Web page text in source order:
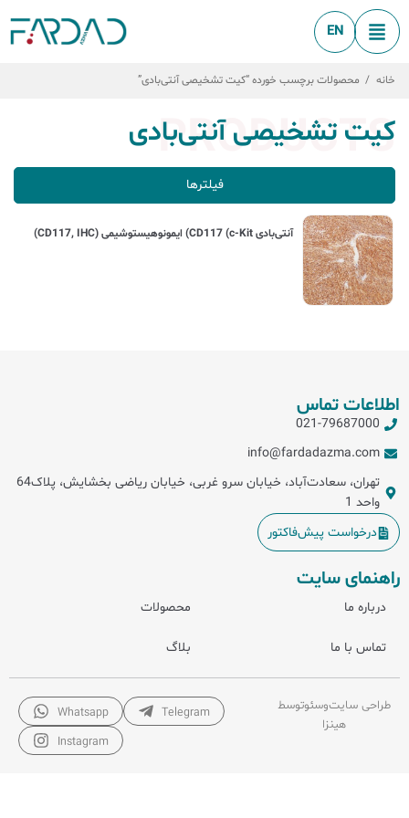
EN
خانه / محصولات برچسب خورده “کیت تشخیصی آنتی‌بادی”
PRODUCTS
کیت تشخیصی آنتی‌بادی
فیلترها
آنتی‌بادی CD117 (c-Kit) ایمونوهیستوشیمی (CD117, IHC)
اطلاعات تماس
021-79687000
info@fardadazma.com
تهران، سعادت‌آباد، خیابان سرو غربی، خیابان ریاضی بخشایش، پلاک64
واحد 1
راهنمای سایت
درباره ما محصولات
تماس با ما بلاگ
درخواست پیش‌فاکتور
طراحی سایتوسئوتوسط
هینزا
Whatsapp
Telegram
Instagram